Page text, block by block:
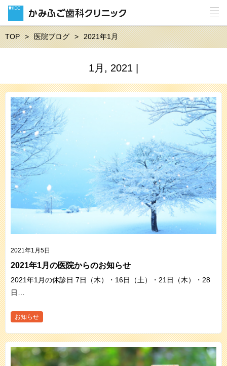
TOP 医院ブログ 2021年1月
1月, 2021 |
2021年1月5日
2021年1月の医院からのお知らせ
2021年1月の休診日 7日（木）・16日（土）・21日（木）・28
日…
お知らせ